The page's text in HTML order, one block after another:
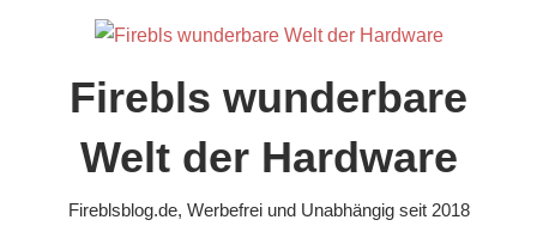
springenFirebls wunderbare
Welt der Hardware
Fireblsblog.de, Werbefrei und Unabhängig seit 2018